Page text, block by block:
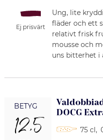
Ej prisvärt
Ung, lite
fläder och ett
relativt frisk
mousse och
uns bitterhet i
BETYG
12,5
DOCG
75 cl,